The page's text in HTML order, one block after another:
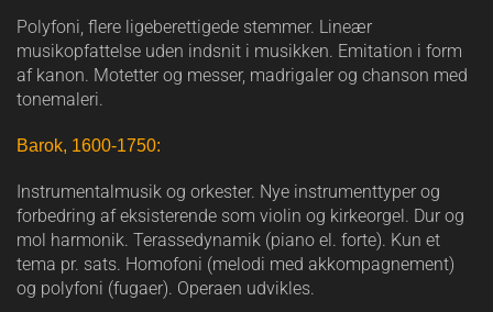
Polyfoni, flere ligeberettigede stemmer. Lineær
musikopfattelse uden indsnit i musikken. Emitation i form
af kanon. Motetter og messer, madrigaler og chanson med
tonemaleri.
Barok, 1600-1750:
Instrumentalmusik og orkester. Nye instrumenttyper og
forbedring af eksisterende som violin og kirkeorgel. Dur og
mol harmonik. Terassedynamik (piano el. forte). Kun et
tema pr. sats. Homofoni (melodi med akkompagnement)
og polyfoni (fugaer). Operaen udvikles.